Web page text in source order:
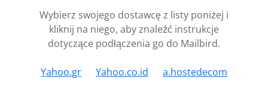
Wybierz swojego dostawcę z listy poniżej i
kliknij na niego, aby znaleźć instrukcje
dotyczące podłączenia go do Mailbird.
Yahoo.gr Yahoo.co.id
a.hostedecom